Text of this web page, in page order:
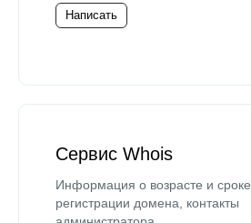
Написать
Сервис Whois
Информация о возрасте и сроке
регистрации домена, контакты